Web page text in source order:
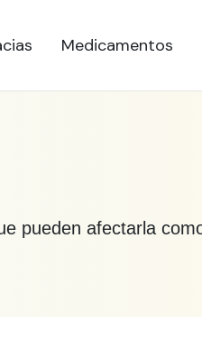
Medicamentos
pueden afectarla